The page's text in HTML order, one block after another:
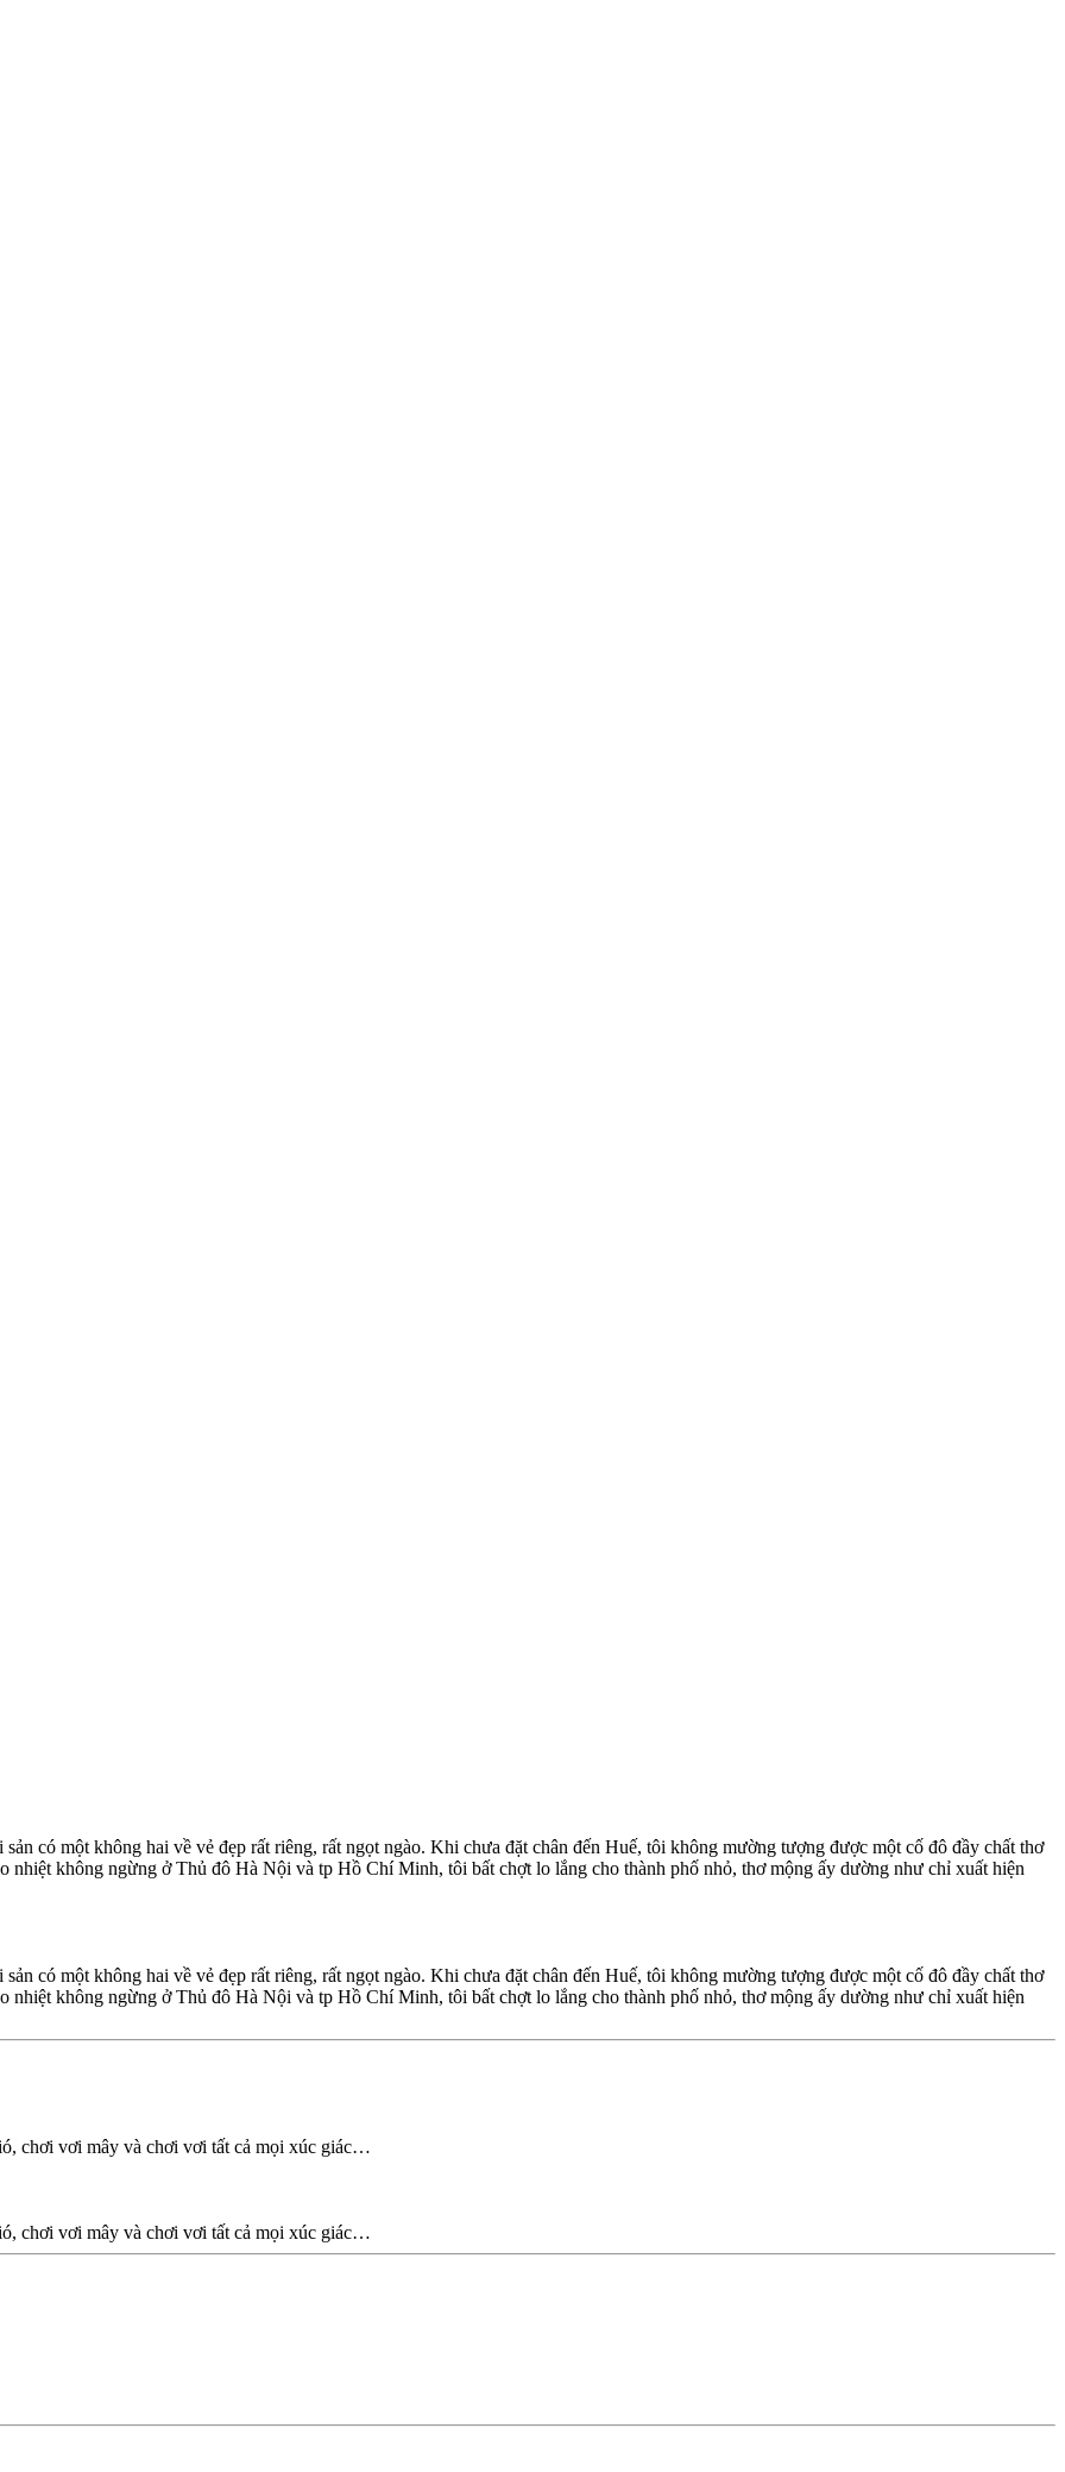
có một không hai về vẻ đẹp rất riêng, rất ngọt ngào. Khi chưa đặt chân đến Huế, tôi không mường tượng được một cố đô đầy chất thơ
nhiệt không ngừng ở Thủ đô Hà Nội và tp Hồ Chí Minh, tôi bất chợt lo lắng cho thành phố nhỏ, thơ mộng ấy dường như chỉ xuất hiện
có một không hai về vẻ đẹp rất riêng, rất ngọt ngào. Khi chưa đặt chân đến Huế, tôi không mường tượng được một cố đô đầy chất thơ
nhiệt không ngừng ở Thủ đô Hà Nội và tp Hồ Chí Minh, tôi bất chợt lo lắng cho thành phố nhỏ, thơ mộng ấy dường như chỉ xuất hiện
chơi vơi mây và chơi vơi tất cả mọi xúc giác…
chơi vơi mây và chơi vơi tất cả mọi xúc giác…